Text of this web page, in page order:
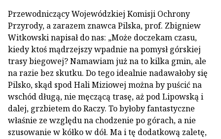
Przewodniczący Wojewódzkiej Komisji Ochrony
Przyrody, a zarazem znawca Pilska, prof. Zbigniew
Witkowski napisał do nas: „Może doczekam czasu,
kiedy ktoś mądrzejszy wpadnie na pomysł górskiej
trasy biegowej? Namawiam już na to kilka gmin, ale
na razie bez skutku. Do tego idealnie nadawałoby się
Pilsko, skąd spod Hali Miziowej można by puścić na
wschód długą, nie męczącą trasę, aż pod Lipowską i
dalej, grzbietem do Raczy. To byłoby fantastyczne
właśnie ze względu na chodzenie po górach, a nie
szusowanie w kółko w dół. Ma i tę dodatkową zaletę,